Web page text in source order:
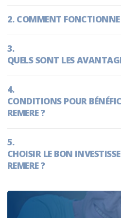
COMMENT FONCTIONNE
QUELS SONT LES
CONDITIONS POUR
REMERE ?
CHOISIR LE BON
REMERE ?